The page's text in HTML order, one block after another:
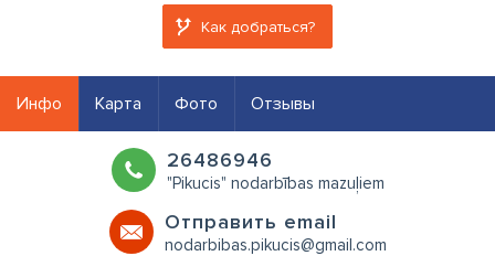
Как добраться?
Инфо Карта Фото Отзывы
26486946
"Pikucis" nodarbības mazuļiem
Oтправить email
nodarbibas.pikucis@gmail.com